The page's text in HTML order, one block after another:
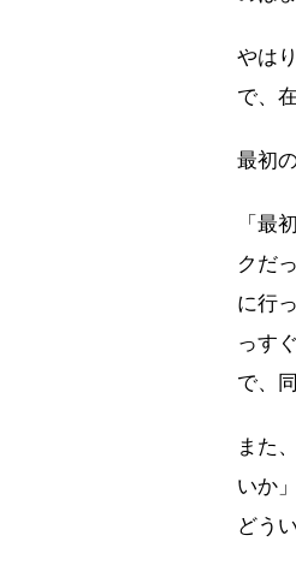
やは
で、
最初
「最
クだ
に行
っす
で、
また
いか
どう